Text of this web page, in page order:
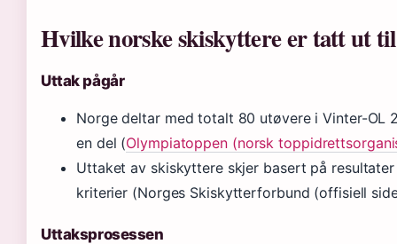
Hvilke norske skiskyttere er tatt ut
Uttak pågår
Norge deltar med totalt 80 utøvere i Vinter-OL
en del (Olympiatoppen (norsk
Uttaket av skiskyttere skjer basert på
kriterier (Norges Skiskytterforbund (offisiell
Uttaksprosessen